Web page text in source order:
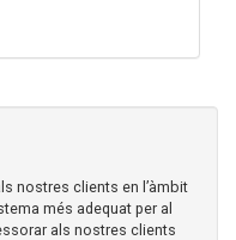
nostres clients en l’àmbit
més adequat per al
als nostres clients